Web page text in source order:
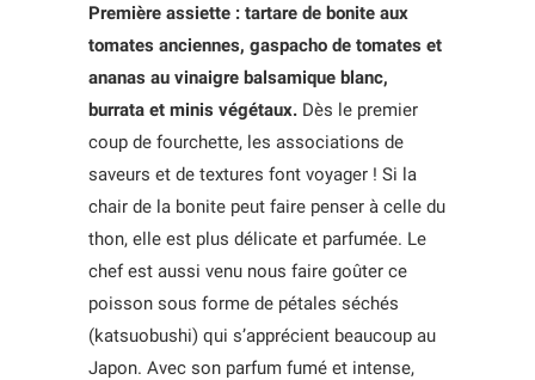
Première assiette : tartare de bonite aux
tomates anciennes, gaspacho de tomates et
ananas au vinaigre balsamique blanc,
burrata et minis végétaux. Dès le premier
coup de fourchette, les associations de
saveurs et de textures font voyager ! Si la
chair de la bonite peut faire penser à celle du
thon, elle est plus délicate et parfumée. Le
chef est aussi venu nous faire goûter ce
poisson sous forme de pétales séchés
(katsuobushi) qui s’apprécient beaucoup au
Japon. Avec son parfum fumé et intense,